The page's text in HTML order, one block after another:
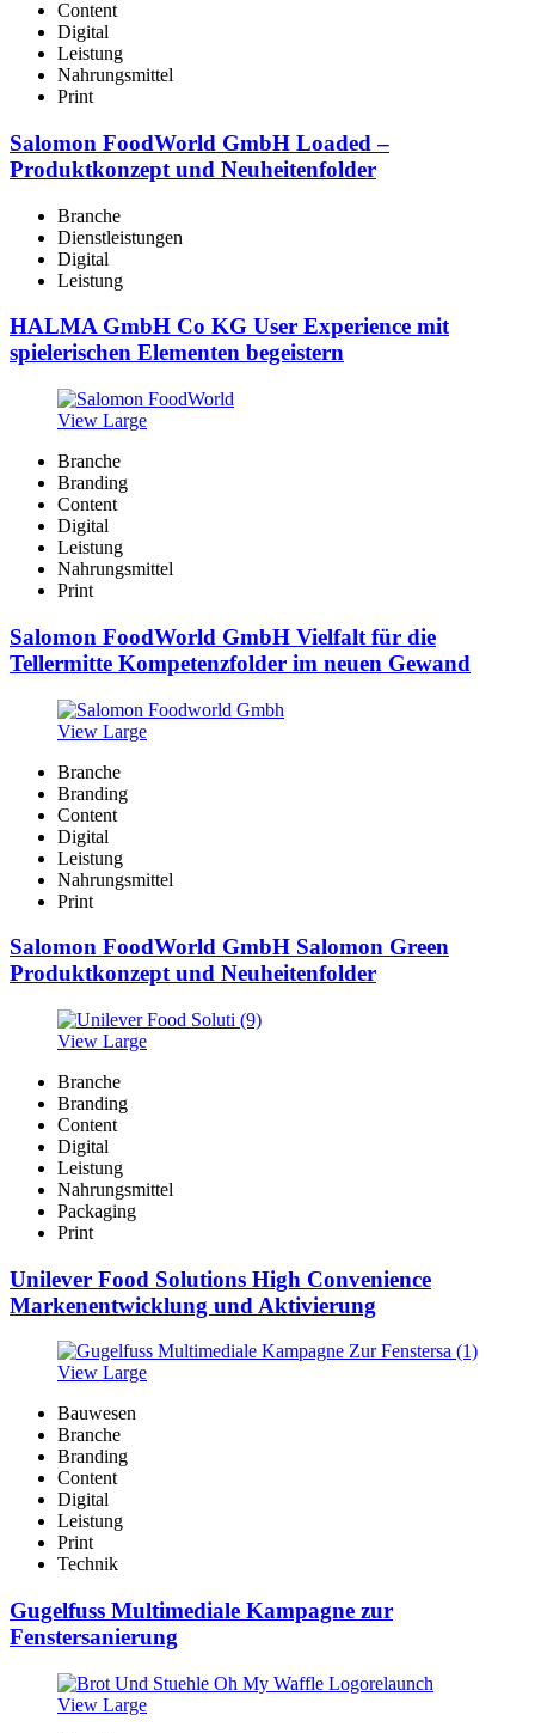
Content
Digital
Leistung
Nahrungsmittel
Print
Salomon FoodWorld GmbH Loaded –
Produktkonzept und Neuheitenfolder
Branche
Dienstleistungen
Digital
Leistung
HALMA GmbH Co KG User Experience mit
spielerischen Elementen begeistern
View Large
Branche
Branding
Content
Digital
Leistung
Nahrungsmittel
Print
Salomon FoodWorld GmbH Vielfalt für die
Tellermitte Kompetenzfolder im neuen Gewand
View Large
Branche
Branding
Content
Digital
Leistung
Nahrungsmittel
Print
Salomon FoodWorld GmbH Salomon Green
Produktkonzept und Neuheitenfolder
View Large
Branche
Branding
Content
Digital
Leistung
Nahrungsmittel
Packaging
Print
Unilever Food Solutions High Convenience
Markenentwicklung und Aktivierung
View Large
Bauwesen
Branche
Branding
Content
Digital
Leistung
Print
Technik
Gugelfuss Multimediale Kampagne zur
Fenstersanierung
View Large